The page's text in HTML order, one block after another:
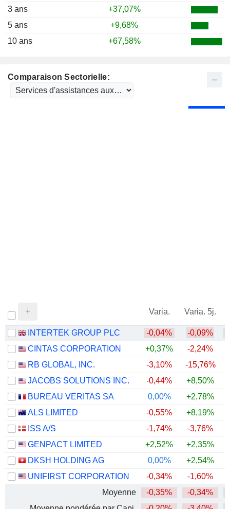
3 ans
+37,07%
5 ans
+9,68%
10 ans
+67,58%
Comparaison Sectorielle:
Varia. Varia. 5j.
INTERTEK GROUP PLC -0,04% -0,09%
CINTAS CORPORATION
+0,37% -2,24%
RB GLOBAL, INC.
-3,10% -15,76%
JACOBS SOLUTIONS INC.
-0,44% +8,50%
BUREAU VERITAS SA
0,00% +2,78%
ALS LIMITED
-0,55% +8,19%
ISS A/S
-1,74% -3,76%
GENPACT LIMITED
+2,52% +2,35%
DKSH HOLDING AG
0,00% +2,54%
UNIFIRST CORPORATION
-0,34% -1,60%
Moyenne
-0,35% -0,34%